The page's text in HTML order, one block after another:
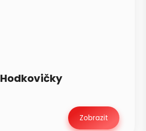
Hodkovičky
Zobrazit